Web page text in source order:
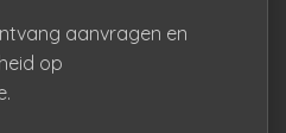
aanvragen en
op